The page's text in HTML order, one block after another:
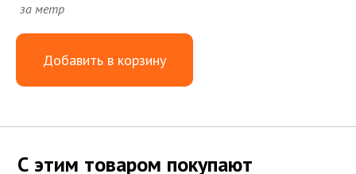
за метр
Добавить в корзину
С этим товаром покупают